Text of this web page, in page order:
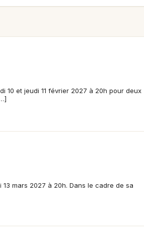
10 et jeudi 11 février 2027 à 20h pour deux
mars 2027 à 20h. Dans le cadre de sa